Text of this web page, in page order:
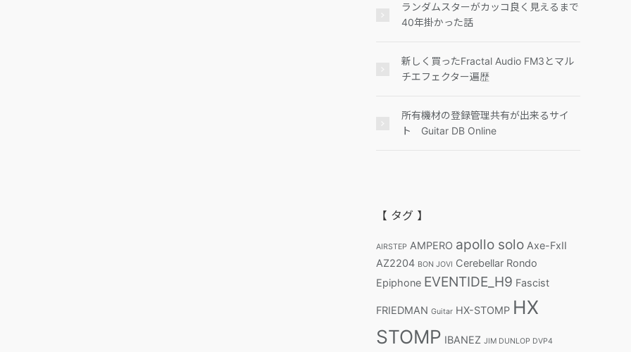
ランダムスターがカッコ良く見えるまで
40年掛かった話
新しく買ったFractal Audio FM3とマル
チエフェクター遍歴
所有機材の登録管理共有が出来るサイ
ト Guitar DB Online
【 タグ 】
AIRSTEP AMPERO apollo solo Axe-FxII
AZ2204 BON JOVI Cerebellar Rondo
Epiphone EVENTIDE_H9 Fascist
FRIEDMAN Guitar HX-STOMP HX
STOMP IBANEZ JIM DUNLOP DVP4